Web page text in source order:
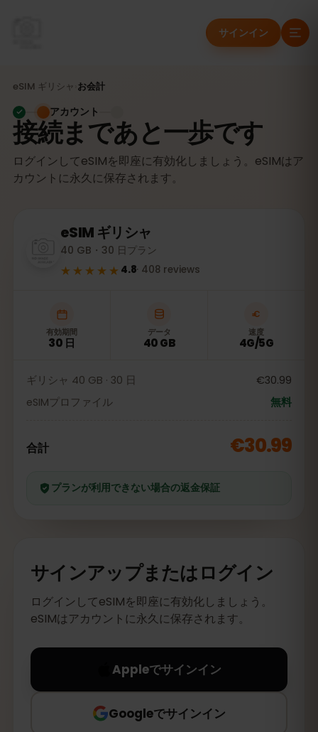
サインイン
eSIM ギリシャ お会計
接続まであと一歩です
ログインしてeSIMを即座に有効化しましょう。eSIMはア
カウントに永久に保存されます。
アカウント
eSIM ギリシャ
40 GB・30 日プラン
★★★★★ 4.8· 408 reviews
有効期間
30 日
データ
40 GB
速度
4G/5G
ギリシャ 40 GB · 30 日
€30.99
eSIMプロファイル
無料
合計 €30.99
プランが利用できない場合の返金保証
サインアップまたはログイン
ログインしてeSIMを即座に有効化しましょう。
eSIMはアカウントに永久に保存されます。
Appleでサインイン
Googleでサインイン